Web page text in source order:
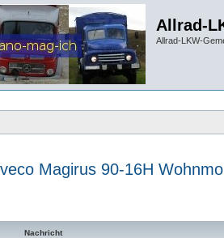
Allrad-
Allrad-LKW-
Magirus 90-16H
Nachricht